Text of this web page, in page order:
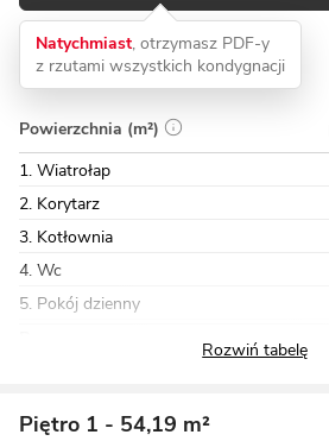
Natychmiast, otrzymasz PDF-y
z rzutami wszystkich kondygnacji
Powierzchnia (m²)
1. Wiatrołap
2. Korytarz
3. Kotłownia
4. Wc
5. Pokój dzienny
Piętro 1 - 54,19 m²